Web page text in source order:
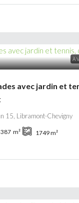
À
avec jardin et
15, Libramont-Chevigny
387 m² 1749m²